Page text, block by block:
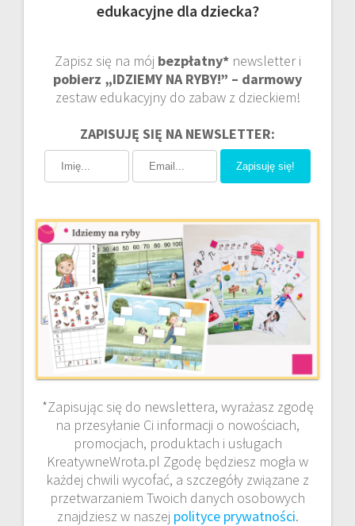
edukacyjne dla dziecka?
Zapisz się na mój bezpłatny*newsletter i
pobierz „IDZIEMY NA RYBY!” – darmowy
zestaw edukacyjny do zabaw z dzieckiem!
ZAPISUJĘ SIĘ NA NEWSLETTER:
Zapisuję się!
*Zapisując się do newslettera, wyrażasz zgodę
na przesyłanie Ci informacji o nowościach,
promocjach, produktach i usługach
KreatywneWrota.pl Zgodę będziesz mogła w
każdej chwili wycofać, a szczegóły związane z
przetwarzaniem Twoich danych osobowych
znajdziesz w naszej polityce prywatności.